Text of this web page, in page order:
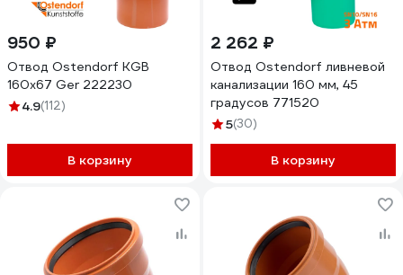
950 ₽
Отвод Ostendorf KGВ
160x67 Ger 222230
4.9(112)
В корзину
2 262 ₽
Отвод Ostendorf ливневой
канализации 160 мм, 45
градусов 771520
5(30)
В корзину